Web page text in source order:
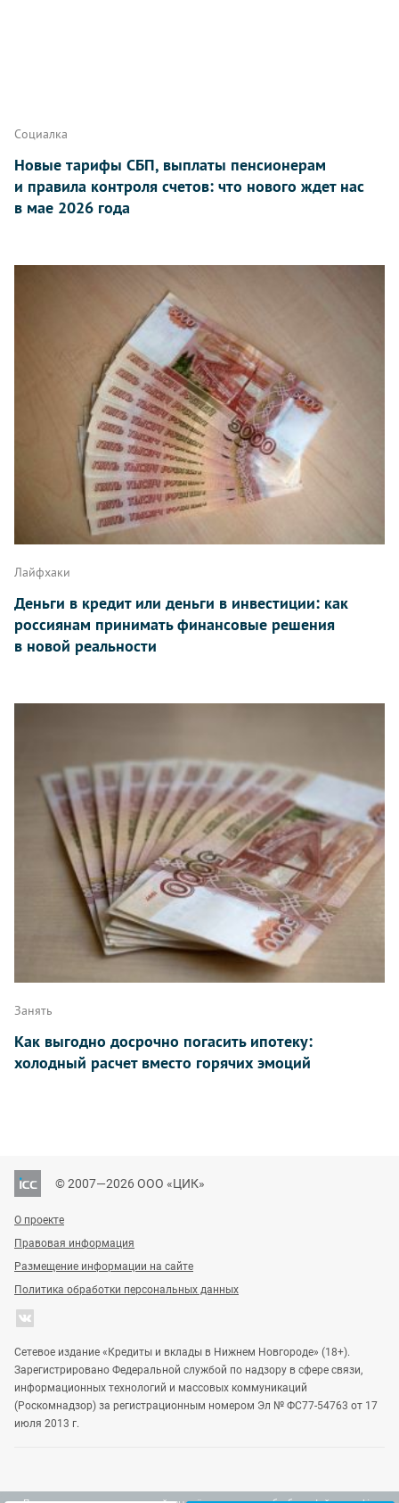
Социалка
Новые тарифы СБП, выплаты пенсионерам
и правила контроля счетов: что нового ждет нас
в мае 2026 года
Лайфхаки
Деньги в кредит или деньги в инвестиции: как
россиянам принимать финансовые решения
в новой реальности
Занять
Как выгодно досрочно погасить ипотеку:
холодный расчет вместо горячих эмоций
© 2007—2026 ООО «ЦИК»
О проекте
Правовая информация
Размещение информации на сайте
Политика обработки персональных данных
Сетевое издание «Кредиты и вклады в Нижнем Новгороде» (18+).
Зарегистрировано Федеральной службой по надзору в сфере связи,
информационных технологий и массовых коммуникаций
(Роскомнадзор) за регистрационным номером Эл № ФС77-54763 от 17
июля 2013 г.